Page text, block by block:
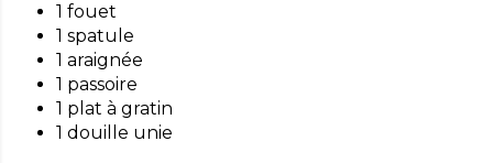
1 fouet
1 spatule
1 araignée
1 passoire
1 plat à gratin
1 douille unie